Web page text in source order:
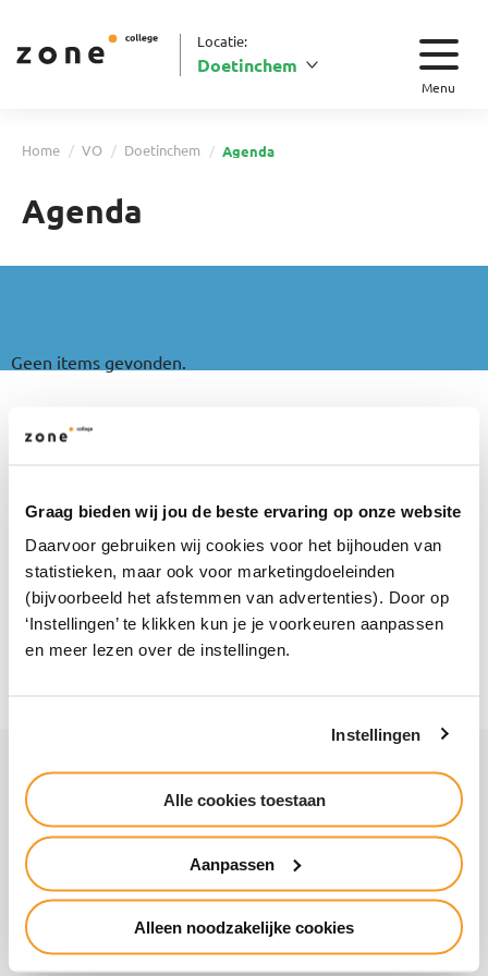
Graag bieden wij jou de beste ervaring op onze website
Daarvoor gebruiken wij cookies voor het bijhouden van
statistieken, maar ook voor marketingdoeleinden
(bijvoorbeeld het afstemmen van advertenties). Door op
‘Instellingen’ te klikken kun je je voorkeuren aanpassen
en meer lezen over de instellingen.
Instellingen
Alle cookies toestaan
Aanpassen
Alleen noodzakelijke cookies
Locatie:
Doetinchem
Menu
Home VO Doetinchem Agenda
Agenda
Geen items gevonden.
Gezellenlaan 14 | 7005 AZ Doetinchem
(088) 26 20 400
doetinchem@zone.college
Voor bedrijven
Werken bij
International
Vakanties
Inloggen
Alumni
Contact